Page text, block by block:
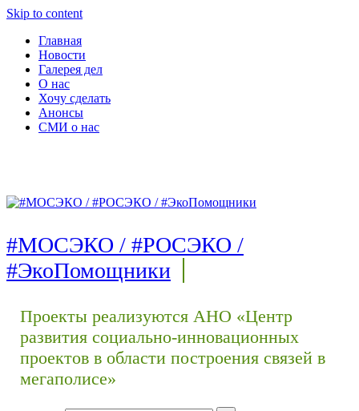
Skip to content
Главная
Новости
Галерея дел
О нас
Хочу сделать
Анонсы
СМИ о нас
#МОСЭКО / #РОСЭКО /
#ЭкоПомощники
Проекты реализуются АНО «Центр
развития социально-инновационных
проектов в области построения связей в
мегаполисе»